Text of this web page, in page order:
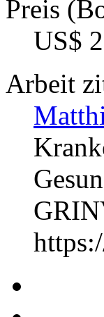
Preis
US$
Arbeit